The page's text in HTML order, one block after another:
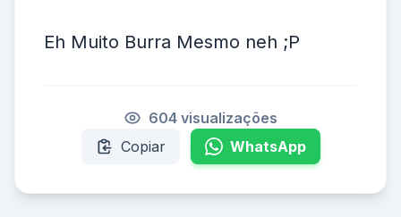
Eh Muito Burra Mesmo neh ;P
604 visualizações
Copiar
WhatsApp